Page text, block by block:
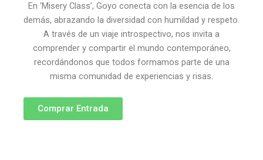
En ‘Misery Class’, Goyo conecta con la esencia de los
demás, abrazando la diversidad con humildad y respeto.
A través de un viaje introspectivo, nos invita a
comprender y compartir el mundo contemporáneo,
recordándonos que todos formamos parte de una
misma comunidad de experiencias y risas.
Comprar Entrada